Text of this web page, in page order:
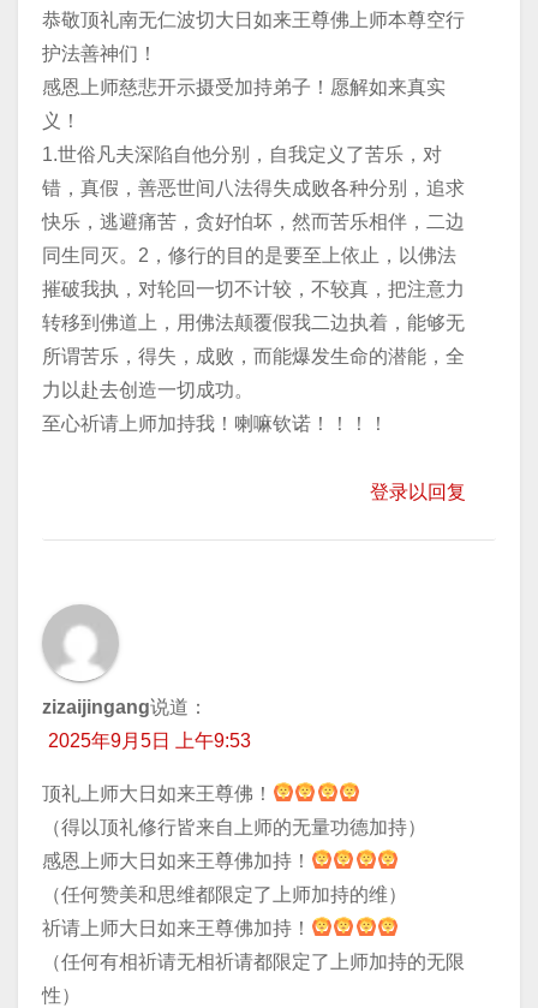
恭敬顶礼南无仁波切大日如来王尊佛上师本尊空行
护法善神们！
​感恩上师慈悲开示摄受加持弟子！愿解如来真实
义！
​1.世俗凡夫深陷自他分别，自我定义了苦乐，对
错，真假，善恶世间八法得失成败各种分别，追求
快乐，逃避痛苦，贪好怕坏，然而苦乐相伴，二边
同生同灭。2，修行的目的是要至上依止，以佛法
摧破我执，对轮回一切不计较，不较真，把注意力
转移到佛道上，用佛法颠覆假我二边执着，能够无
所谓苦乐，得失，成败，而能爆发生命的潜能，全
力以赴去创造一切成功。
​至心祈请上师加持我！喇嘛钦诺！！！！
登录以回复
zizaijingang说道：
2025年9月5日 上午9:53
顶礼上师大日如来王尊佛！
（得以顶礼修行皆来自上师的无量功德加持）
感恩上师大日如来王尊佛加持！
（任何赞美和思维都限定了上师加持的维）
祈请上师大日如来王尊佛加持！
（任何有相祈请无相祈请都限定了上师加持的无限
性）